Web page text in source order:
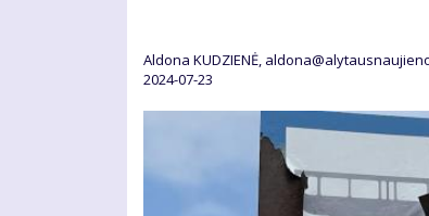
Aldona KUDZIENĖ,
2024-07-23